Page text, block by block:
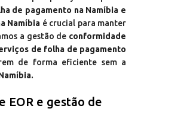
de pagamento na Namíbia e
Namíbia é crucial para manter
a gestão de conformidade
de folha de pagamento
de forma eficiente sem a
EOR e gestão de